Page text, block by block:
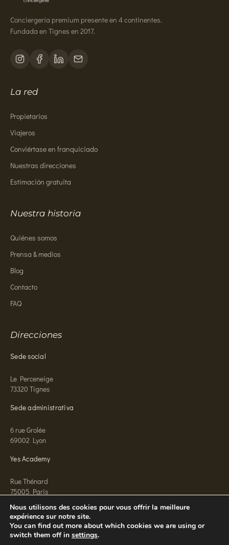
Conciergería premium presente en 4 continentes.
Fundada en Tignes en 2017.
La red
Propietarios
Viajeros
Conviértase en franquiciado
Nuestras direcciones
Estimación gratuita
Nuestra historia
Quiénes somos
Prensa & medios
Blog
Contacto
FAQ
Direcciones
Sede social
Le Perceneige
73320 Tignes
Sede administrativa
6 rue Grolée
69002 Lyon
Yes Academy
Rue Thénard
75005 Paris
Nous utilisons des cookies pour vous offrir la meilleure
expérience sur notre site.
You can find out more about which cookies we are using or
switch them off in settings.